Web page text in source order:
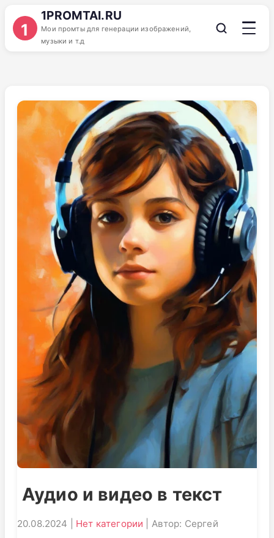
1
1PROMTAI.RU
Мои промты для генерации изображений,
музыки и т.д
Аудио и видео в текст
20.08.2024 | Нет категории | Автор: Сергей